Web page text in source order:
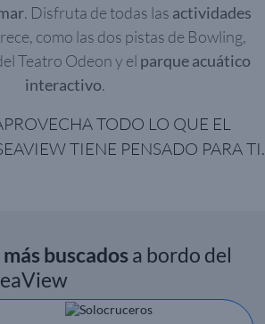
. Disfruta de todas las actividades
como las dos pistas de Bowling,
Teatro Odeon y el parque acuático
interactivo.
TODO LO QUE EL
TIENE PENSADO PARA TI.
más buscadosa bordo del